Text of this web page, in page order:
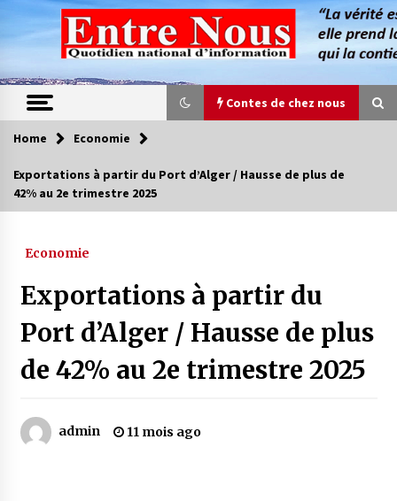
content
Contes de chez nous
Contes de chez nous
Magie de sorcier
4 ans ago
Oum el Gaïla / L’ogresse du M’zab
4 ans ago
Home Economie
Exportations à partir du Port d’Alger / Hausse de plus de
42% au 2e trimestre 2025
Economie
Exportations à partir du
Port d’Alger / Hausse de plus
de 42% au 2e trimestre 2025
admin 11 mois ago